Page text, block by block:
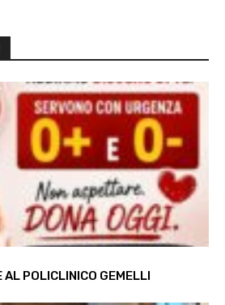
AL POLICLINICO GEMELLI